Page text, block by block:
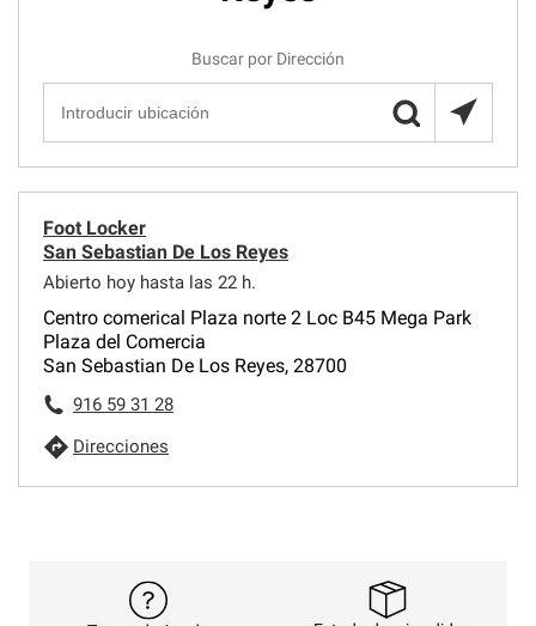
Buscar por Dirección
Foot Locker
San Sebastian De Los Reyes
Abierto hoy hasta las 22 h.
Centro comerical Plaza norte 2 Loc B45 Mega Park
Plaza del Comercia
San Sebastian De Los Reyes, 28700
916 59 31 28
Direcciones